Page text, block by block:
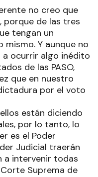
no creo que
porque de las tres
tengan un
mismo. Y aunque no
a ocurrir algo inédito
de las PASO,
que en nuestro
por el voto
están diciendo
por lo tanto, lo
es el Poder
Judicial traerán
a intervenir todas
Suprema de